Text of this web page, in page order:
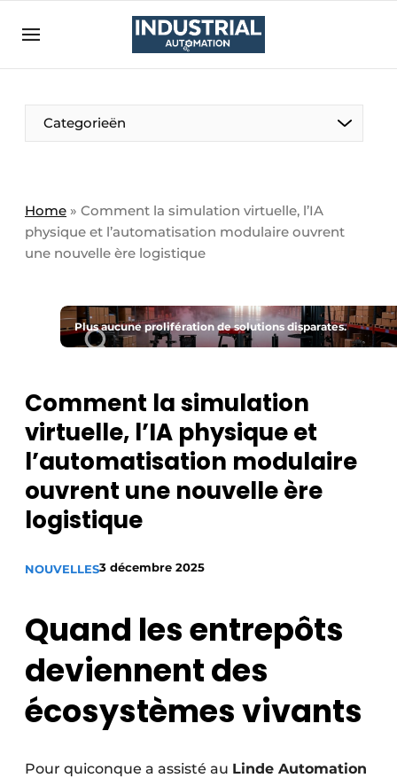
Contact
Direct contact
Emploi
Enregistrer une offre demploi
Merci de votre inscription
S’inscrire
Home
Podcasts
Privacy / Cookie statement
S’inscrire
Termes et conditions
Video’s
Categorieën
Home » Comment la simulation virtuelle, l’IA
physique et l’automatisation modulaire ouvrent
une nouvelle ère logistique
Plus aucune prolifération de solutions disparates.
Comment la simulation
virtuelle, l’IA physique et
l’automatisation modulaire
ouvrent une nouvelle ère
logistique
NOUVELLES3 décembre 2025
Quand les entrepôts
deviennent des
écosystèmes vivants
Pour quiconque a assisté au Linde Automation